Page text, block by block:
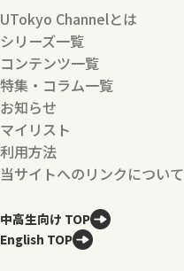
UTokyo Channelとは
シリーズ一覧
コンテンツ一覧
特集・コラム一覧
お知らせ
マイリスト
利用方法
当サイトへのリンクについて
中高生向け TOP
English TOP